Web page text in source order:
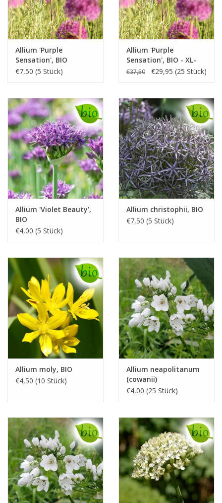
Allium 'Purple
Sensation', BIO
€7,50 (5 Stück)
Allium 'Purple
Sensation', BIO - XL-
Vorteilspackung
€37,50 €29,95 (25 Stück)
Allium 'Violet Beauty',
BIO
€4,00 (5 Stück)
Allium christophii, BIO
€7,50 (5 Stück)
Allium moly, BIO
€4,50 (10 Stück)
Allium neapolitanum
(cowanii)
€4,00 (25 Stück)